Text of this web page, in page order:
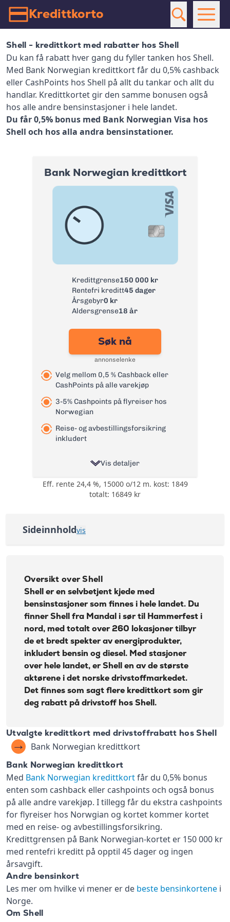
Kredittkorto
Shell - kredittkort med rabatter hos Shell
Du kan få rabatt hver gang du fyller tanken hos Shell.
Med Bank Norwegian kredittkort får du 0,5% cashback
eller CashPoints hos Shell på allt du tankar och allt du
handlar. Kredittkortet gir den samme bonusen også
hos alle andre bensinstasjoner i hele landet.
Du får 0,5% bonus med Bank Norwegian Visa hos
Shell och hos alla andra bensinstationer.
Bank Norwegian kredittkort
Kredittgrense150 000 kr
Rentefri kreditt45 dager
Årsgebyr0 kr
Aldersgrense18 år
Søk nå
annonselenke
Velg mellom 0,5 % Cashback eller
CashPoints på alle varekjøp
3-5% Cashpoints på flyreiser hos
Norwegian
Reise- og avbestillingsforsikring
inkludert
Vis detaljer
0,5% på all bruk på
kortet i cashback
Forsikring:
Tannhelseforsikring,
Betalingsforsikring
kredittkort,
lån, Helårs
reiseforsirng,
Leiebilsforsikring
og ID-
tyveriforsikring
Årsgebyr:
0 kr
Rente:
21,99%
Kontantuttak i
minibank:
bank:
0 kr
eFaktura/grønn
faktura:
0 kr
Gebyr
papirfaktura:
9 kr
Valutapåslag:
1,75%
Purregebyr:
35 kr
Les mer om Bank Norwegian
kreditkort Visa →
Eff. rente 24,4 %, 15000 o/12 m. kost: 1849
totalt: 16849 kr
Sideinnholdvis
Om Shell
Oversikt over Shell
Shell er en selvbetjent kjede med
bensinstasjoner som finnes i hele landet. Du
finner Shell fra Mandal i sør til Hammerfest i
nord, med totalt over 260 lokasjoner tilbyr
de et bredt spekter av energiprodukter,
inkludert bensin og diesel. Med stasjoner
over hele landet, er Shell en av de største
aktørene i det norske drivstoffmarkedet.
Det finnes som sagt flere kredittkort som gir
deg rabatt på drivstoff hos Shell.
Utvalgte kredittkort med drivstoffrabatt hos Shell
Bank Norwegian kredittkort
Bank Norwegian kredittkort
Med Bank Norwegian kredittkortfår du 0,5% bonus
enten som cashback eller cashpoints och også bonus
på alle andre varekjøp. I tillegg får du ekstra cashpoints
for flyreiser hos Norwgian og kortet kommer kortet
med en reise- og avbestillingsforsikring.
Kredittgrensen på Bank Norwegian-kortet er 150 000 kr
med rentefri kreditt på opptil 45 dager og ingen
årsavgift.
Andre bensinkort
Les mer om hvilke vi mener er de beste bensinkortene i
Norge.
Om Shell